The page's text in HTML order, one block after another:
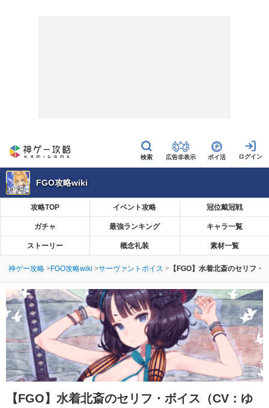
広告非表示 ポイ活
FGO攻略wiki
攻略TOP イベント攻略 冠位戴冠戦
ガチャ 最強ランキング キャラ一覧
ストーリー 概念礼装 素材一覧
神ゲー攻略 FGO攻略wiki サーヴァントボイス 【FGO】水着北斎のセリフ・
【FGO】 水着北斎のセリフ・ボイス（CV：ゆ